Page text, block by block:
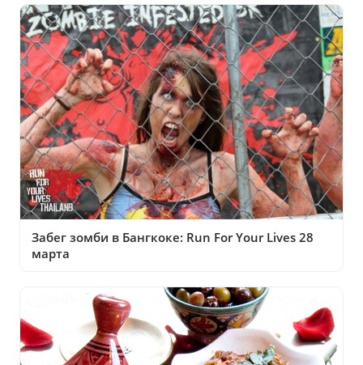
Забег зомби в Бангкоке: Run For Your Lives 28
марта